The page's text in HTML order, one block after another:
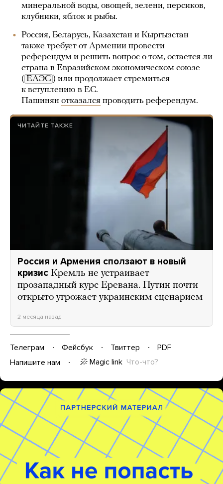
минеральной воды, овощей, зелени, персиков,
клубники, яблок и рыбы.
Россия, Беларусь, Казахстан и Кыргызстан
также требует от Армении провести
референдум и решить вопрос о том, остается ли
страна в Евразийском экономическом союзе
( ЕАЭС ) или продолжает стремиться
к вступлению в ЕС.
Пашинян отказался проводить референдум.
ЧИТАЙТЕ ТАКЖЕ
Россия и Армения сползают в новый
кризис Кремль не устраивает
прозападный курс Еревана. Путин почти
открыто угрожает украинским сценарием
2 месяца назад
Телеграм Фейсбук Твиттер
PDF
Напишите нам
Magic link Что-что?